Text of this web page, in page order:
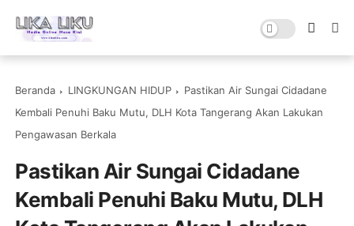
Beranda LINGKUNGAN HIDUP
Pastikan Air Sungai Cidadane
Kembali Penuhi Baku Mutu, DLH Kota Tangerang Akan Lakukan
Pengawasan Berkala
Pastikan Air Sungai Cidadane
Kembali Penuhi Baku Mutu, DLH